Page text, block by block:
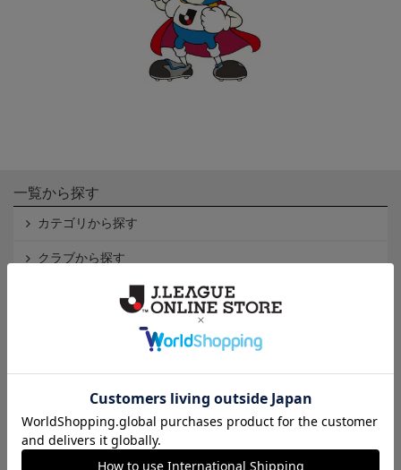
一覧から探す
カテゴリから探す
クラブから探す
Ｊ2
インフォメーション
個人情報保護方針